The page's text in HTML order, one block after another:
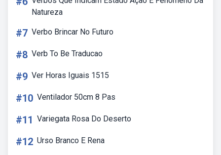
Natureza
#7 Verbo Brincar No Futuro
#8 Verb To Be Traducao
#9 Ver Horas Iguais 1515
#10 Ventilador 50cm 8 Pas
#11 Variegata Rosa Do Deserto
#12 Urso Branco E Rena